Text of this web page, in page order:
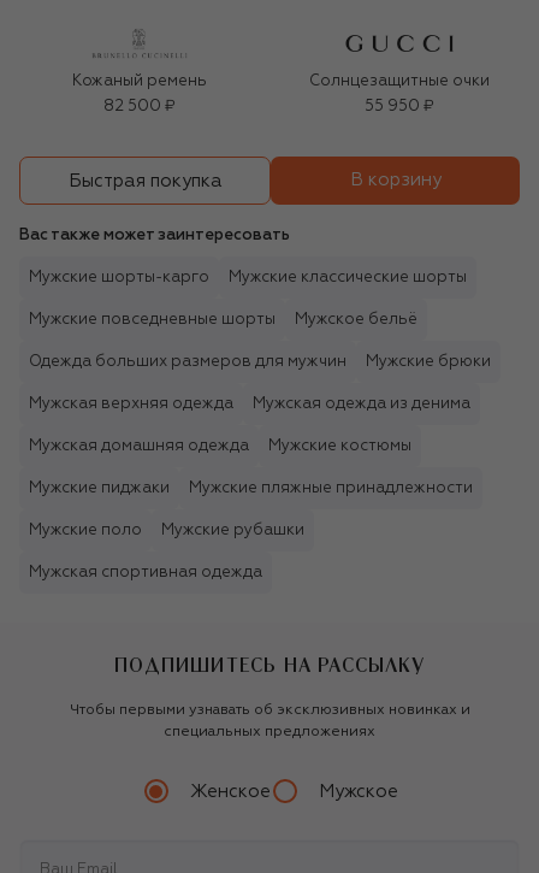
Кожаный ремень
82 500 ₽
Солнцезащитные очки
55 950 ₽
Быстрая покупка В корзину
Вас также может заинтересовать
Мужские шорты-карго Мужские классические шорты
Мужские повседневные шорты Мужское бельё
Одежда больших размеров для мужчин Мужские брюки
Мужская верхняя одежда Мужская одежда из денима
Мужская домашняя одежда Мужские костюмы
Мужские пиджаки Мужские пляжные принадлежности
Мужские поло Мужские рубашки
Мужская спортивная одежда
ПОДПИШИТЕСЬ НА РАССЫЛКУ
Чтобы первыми узнавать об эксклюзивных новинках и
специальных предложениях
Женское Мужское